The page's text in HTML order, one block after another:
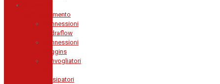
Raffreddamento
Connessioni
Hydraflow
Connessioni
Wiggins
Convogliatori
Dissipatori